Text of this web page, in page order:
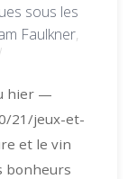
sous les
Faulkner,
hier —
21/jeux-et-
et le vin
bonheurs